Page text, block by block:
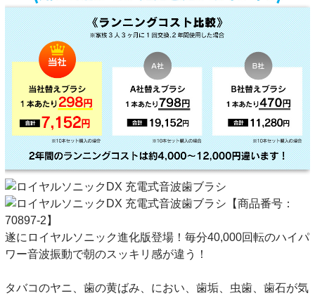
【商品番号：
70897-2】
遂にロイヤルソニック進化版登場！毎分40,000回転のハイパ
ワー音波振動で朝のスッキリ感が違う！
タバコのヤニ、歯の黄ばみ、におい、歯垢、虫歯、歯石が気